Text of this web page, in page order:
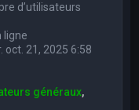
d’utilisateurs
ligne
oct. 21, 2025 6:58
généraux,